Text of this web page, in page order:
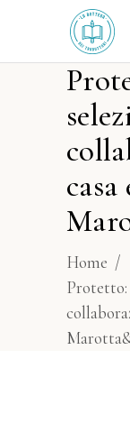
Home /
Protetto: